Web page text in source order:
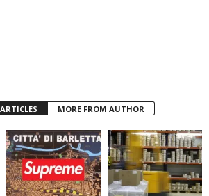
MORE FROM AUTHOR